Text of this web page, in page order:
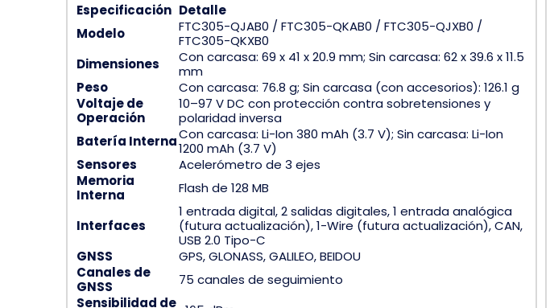
Especificación Detalle
Modelo
FTC305-QJAB0 / FTC305-QKAB0 / FTC305-QJXB0 /
FTC305-QKXB0
Dimensiones
Con carcasa: 69 x 41 x 20.9 mm; Sin carcasa: 62 x 39.6 x 11.5
mm
Peso
Con carcasa: 76.8 g; Sin carcasa (con accesorios): 126.1 g
Voltaje de
Operación
10–97 V DC con protección contra sobretensiones y
polaridad inversa
Batería InternaCon carcasa: Li-Ion 380 mAh (3.7 V); Sin carcasa: Li-Ion
1200 mAh (3.7 V)
Sensores
Acelerómetro de 3 ejes
Memoria
Interna
Flash de 128 MB
Interfaces
1 entrada digital, 2 salidas digitales, 1 entrada analógica
(futura actualización), 1-Wire (futura actualización), CAN,
USB 2.0 Tipo-C
GNSS
GPS, GLONASS, GALILEO, BEIDOU
Canales de
GNSS
75 canales de seguimiento
Sensibilidad de